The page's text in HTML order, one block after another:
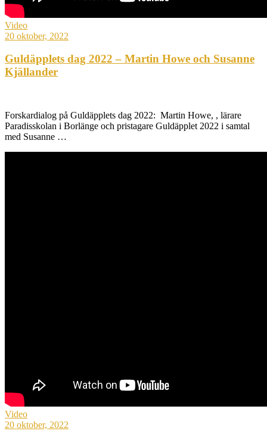
Video
20 oktober, 2022
Guldäpplets dag 2022 – Martin Howe och Susanne
Kjällander
Forskardialog på Guldäpplets dag 2022: Martin Howe, , lärare
Paradisskolan i Borlänge och pristagare Guldäpplet 2022 i samtal
med Susanne …
Video
20 oktober, 2022